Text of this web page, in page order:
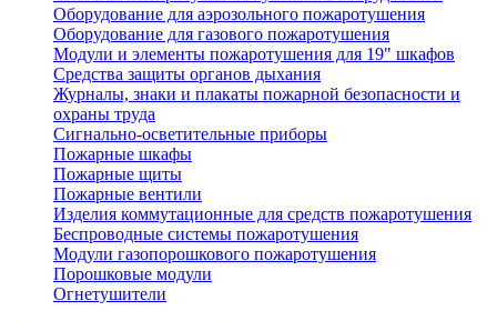
Оборудование для аэрозольного пожаротушения
Оборудование для газового пожаротушения
Модули и элементы пожаротушения для 19" шкафов
Средства защиты органов дыхания
Журналы, знаки и плакаты пожарной безопасности и
охраны труда
Сигнально-осветительные приборы
Пожарные шкафы
Пожарные щиты
Пожарные вентили
Изделия коммутационные для средств пожаротушения
Беспроводные системы пожаротушения
Модули газопорошкового пожаротушения
Порошковые модули
Огнетушители